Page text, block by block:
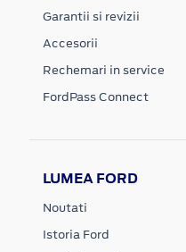
Garantii si revizii
Accesorii
Rechemari in service
FordPass Connect
LUMEA FORD
Noutati
Istoria Ford